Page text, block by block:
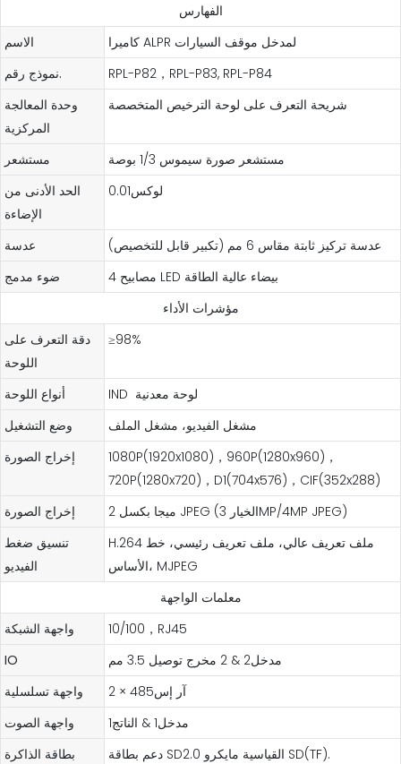
الفهارس
الاسم
كاميرا ALPR لمدخل موقف السيارات
نموذج رقم.
RPL-P82，RPL-P83, RPL-P84
وحدة المعالجة
المركزية
شريحة التعرف على لوحة الترخيص المتخصصة
مستشعر
مستشعر صورة سيموس 1/3 بوصة
الحد الأدنى من
الإضاءة
لوكس0.01
عدسة
عدسة تركيز ثابتة مقاس 6 مم (تكبير قابل للتخصيص)
ضوء مدمج
4 مصابيح LED بيضاء عالية الطاقة
مؤشرات الأداء
دقة التعرف على
اللوحة
≥98%
أنواع اللوحة
IND لوحة معدنية
وضع التشغيل
مشغل الفيديو، مشغل الملف
إخراج الصورة
1080P(1920x1080)，960P(1280x960)，
720P(1280x720)，D1(704x576)，CIF(352x288)
إخراج الصورة
2 ميجا بكسل JPEG (الخيار 3MP/4MP JPEG)
تنسيق ضغط
الفيديو
H.264 ملف تعريف عالي، ملف تعريف رئيسي، خط
الأساس، MJPEG
معلمات الواجهة
واجهة الشبكة
10/100，RJ45
IO
مدخل2 & 2 مخرج توصيل 3.5 مم
واجهة تسلسلية
2 × آر إس485
واجهة الصوت
مدخل1 & الناتج1
بطاقة الذاكرة
دعم بطاقة SD2.0 القياسية مايكرو SD(TF).